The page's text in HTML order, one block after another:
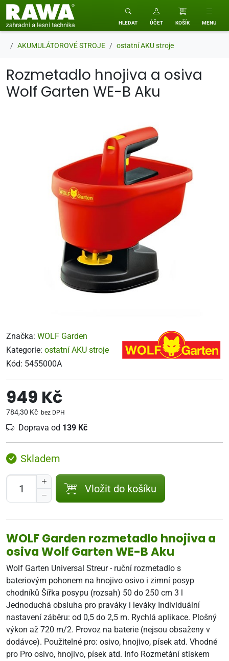
RAWA zahradní a lesní technika
HLEDAT ÚČET KOŠÍK MENU
AKUMULÁTOROVÉ STROJE ostatní AKU stroje
Rozmetadlo hnojiva a osiva
Wolf Garten WE-B Aku
Značka: WOLF Garden
Kategorie: ostatní AKU stroje
Kód: 5455000A
949 Kč
784,30 Kč bez DPH
Doprava od 139 Kč
Skladem
Vložit do košíku
WOLF Garden rozmetadlo hnojiva a
osiva Wolf Garten WE-B Aku
Wolf Garten Universal Streur - ruční rozmetadlo s
bateriovým pohonem na hnojivo osivo i zimní posyp
chodníků Šířka posypu (rozsah) 50 do 250 cm 3 l
Jednoduchá obsluha pro praváky i leváky Individuální
nastavení záběru: od 0,5 do 2,5 m. Rychlá aplikace. Plošný
výkon až 720 m/2. Provoz na baterie (nejsou obsaženy v
dodávce). Použitelné pro: osivo, hnojivo, písek atd. Vhodné
pro Pro osivo, hnojivo, písek atd. Info Rozmetání stiskem